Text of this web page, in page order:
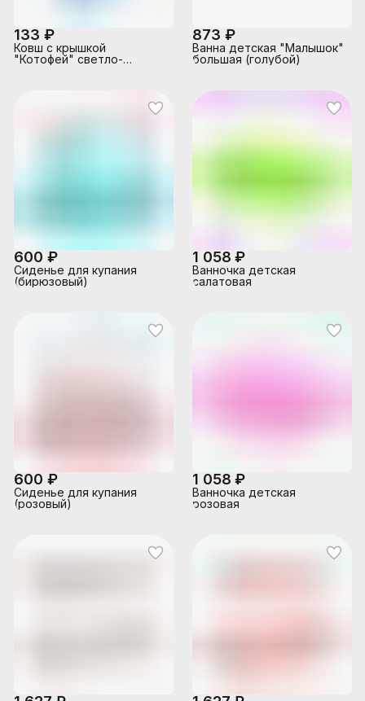
133 ₽
Ковш с крышкой
"Котофей" светло-
873 ₽
Ванна детская "Малышок"
большая (голубой)
600 ₽
Сиденье для купания
(бирюзовый)
1 058 ₽
Ванночка детская
салатовая
600 ₽
Сиденье для купания
(розовый)
1 058 ₽
Ванночка детская
розовая